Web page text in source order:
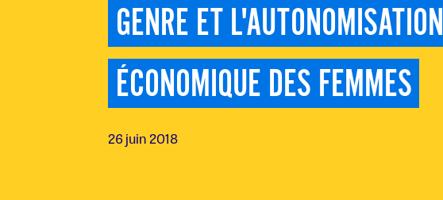
GENRE ET L'AUTONOMISATION
ÉCONOMIQUE DES FEMMES
26 juin 2018